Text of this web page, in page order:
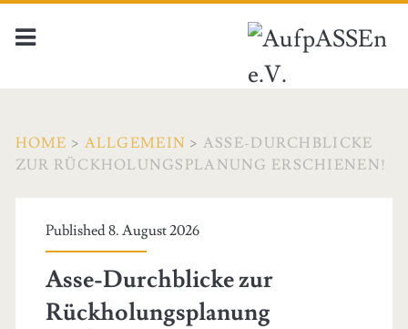
HOME > ALLGEMEIN > ASSE-DURCHBLICKE
ZUR RÜCKHOLUNGSPLANUNG ERSCHIENEN!
Published 8. August 2026
Asse-Durchblicke zur
Rückholungsplanung